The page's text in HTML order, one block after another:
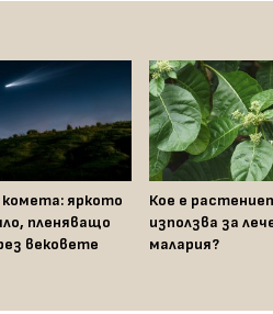
яркото
пленяващо
вековете
Кое е
използва за
малария?